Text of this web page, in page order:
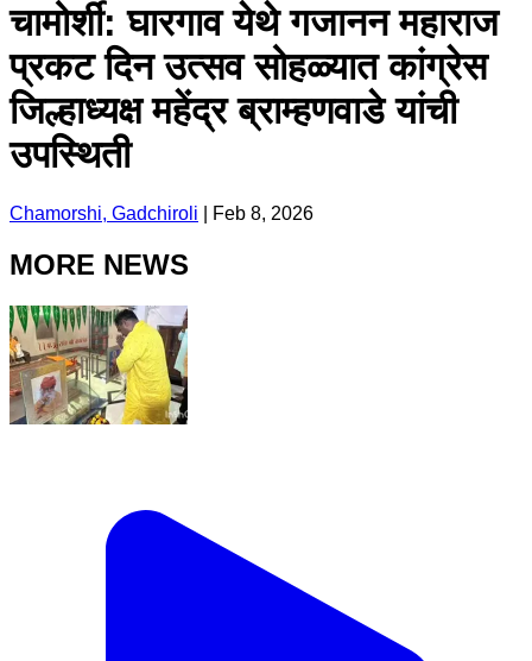
चामोर्शी: घारगाव येथे गजानन महाराज
प्रकट दिन उत्सव सोहळ्यात कांग्रेस
जिल्हाध्यक्ष महेंद्र ब्राम्हणवाडे यांची
उपस्थिती
Chamorshi, Gadchiroli Feb 8, 2026
MORE NEWS